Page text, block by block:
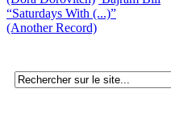
“Saturdays With (...)”
(Another Record)